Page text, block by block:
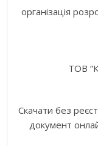
організація
ТОВ
Скачати без
документ